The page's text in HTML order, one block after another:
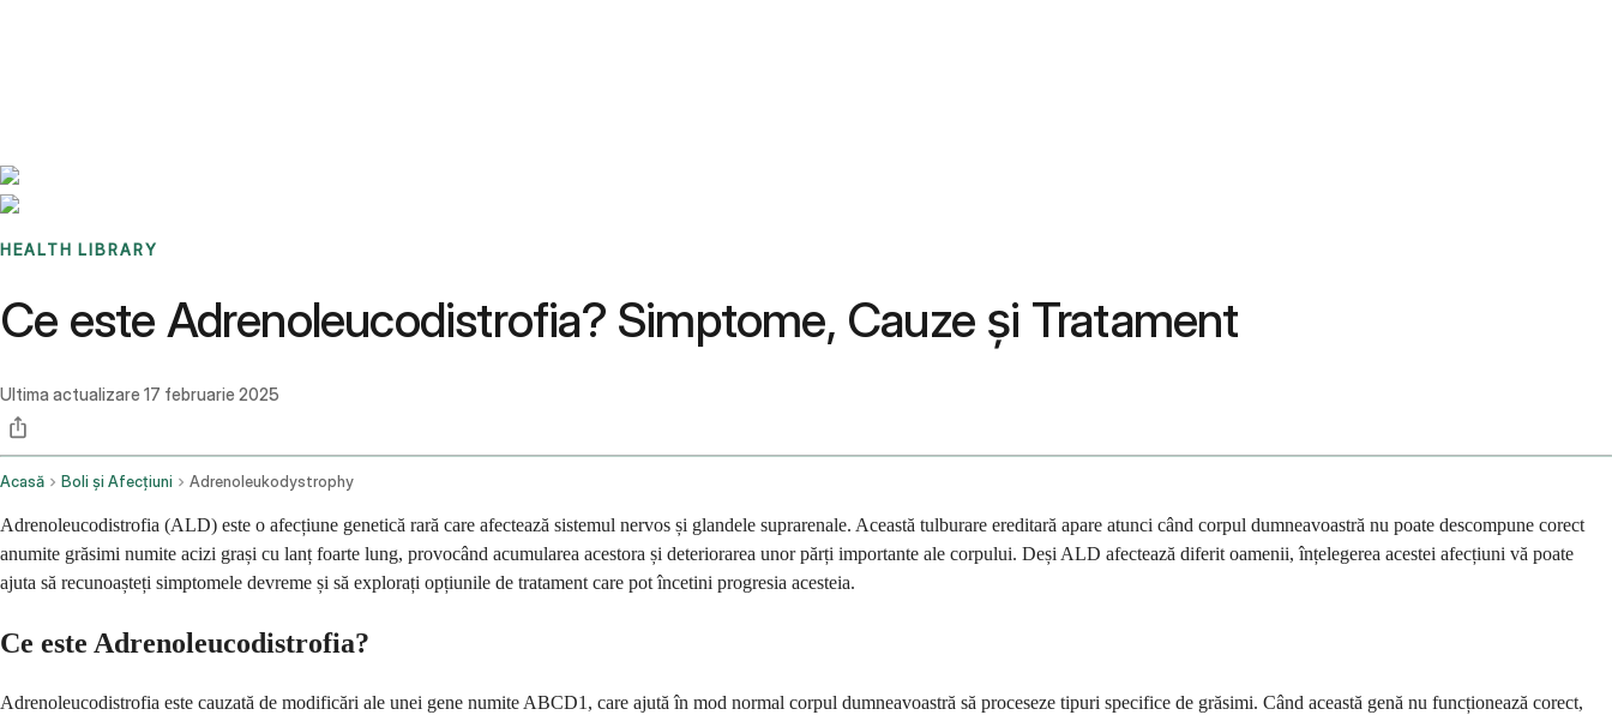
HEALTH LIBRARY
Ce este Adrenoleucodistrofia? Simptome, Cauze și Tratament
Ultima actualizare 17 februarie 2025
Acasă Boli și Afecțiuni Adrenoleukodystrophy
Adrenoleucodistrofia (ALD) este o afecțiune genetică rară care afectează sistemul nervos și glandele suprarenale. Această tulburare ereditară apare atunci când corpul dumneavoastră nu poate descompune corect
anumite grăsimi numite acizi grași cu lanț foarte lung, provocând acumularea acestora și deteriorarea unor părți importante ale corpului. Deși ALD afectează diferit oamenii, înțelegerea acestei afecțiuni vă poate
ajuta să recunoașteți simptomele devreme și să explorați opțiunile de tratament care pot încetini progresia acesteia.
Ce este Adrenoleucodistrofia?
Adrenoleucodistrofia este cauzată de modificări ale unei gene numite ABCD1, care ajută în mod normal corpul dumneavoastră să proceseze tipuri specifice de grăsimi. Când această genă nu funcționează corect,